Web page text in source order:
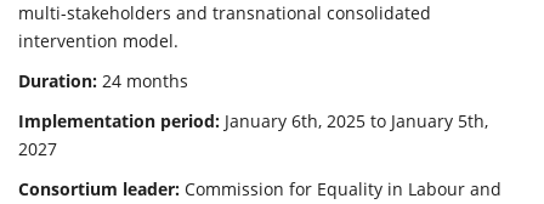
multi-stakeholders and transnational consolidated
intervention model.
Duration: 24 months
Implementation period: January 6th, 2025 to January 5th,
2027
Consortium leader: Commission for Equality in Labour and